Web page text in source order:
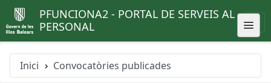
PFUNCIONA2 - PORTAL DE SERVEIS AL
PERSONAL
Inici Convocatòries publicades